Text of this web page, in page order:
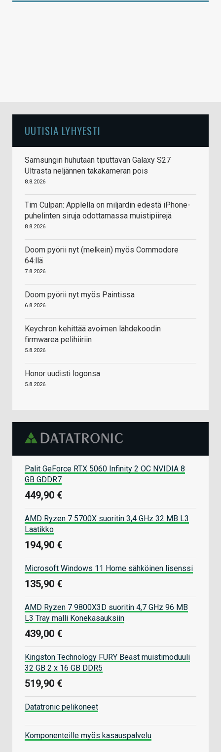
UUTISIA LYHYESTI
Samsungin huhutaan tiputtavan Galaxy S27
Ultrasta neljännen takakameran pois
8.8.2026
Tim Culpan: Applella on miljardin edestä iPhone-
puhelinten siruja odottamassa muistipiirejä
8.8.2026
Doom pyörii nyt (melkein) myös Commodore
64:llä
7.8.2026
Doom pyörii nyt myös Paintissa
6.8.2026
Keychron kehittää avoimen lähdekoodin
firmwarea pelihiiriin
5.8.2026
Honor uudisti logonsa
5.8.2026
Palit GeForce RTX 5060 Infinity 2 OC NVIDIA 8
GB GDDR7
449,90 €
AMD Ryzen 7 5700X suoritin 3,4 GHz 32 MB L3
Laatikko
194,90 €
Microsoft Windows 11 Home sähköinen lisenssi
135,90 €
AMD Ryzen 7 9800X3D suoritin 4,7 GHz 96 MB
L3 Tray malli Konekasauksiin
439,00 €
Kingston Technology FURY Beast muistimoduuli
32 GB 2 x 16 GB DDR5
519,90 €
Datatronic pelikoneet
Komponenteille myös kasauspalvelu